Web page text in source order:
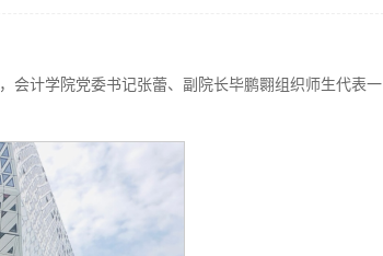
会计学院党委书记张蕾、副院长毕鹏翾组织师生代表一